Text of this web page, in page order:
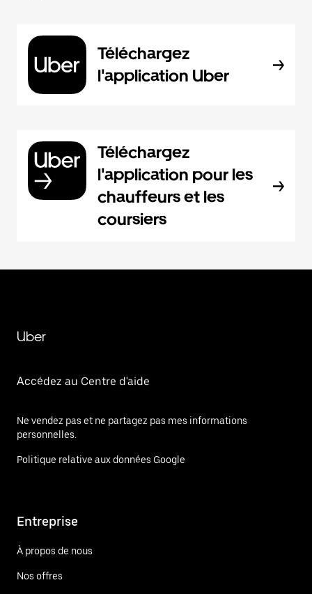
Téléchargez
l'application Uber
Téléchargez
l'application pour les
chauffeurs et les
coursiers
Uber
Accédez au Centre d'aide
Ne vendez pas et ne partagez pas mes informations
personnelles.
Politique relative aux données Google
Entreprise
À propos de nous
Nos offres